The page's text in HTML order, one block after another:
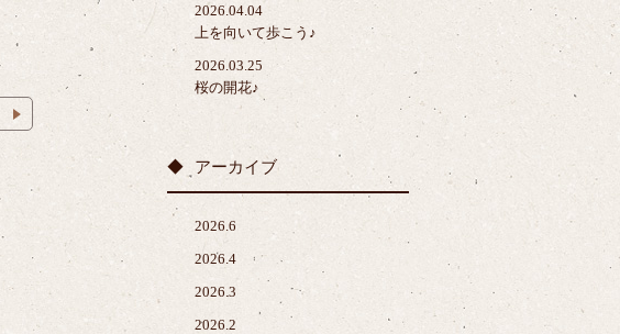
2026.04.04
上を向いて歩こう♪
2026.03.25
桜の開花♪
アーカイブ
2026.6
2026.4
2026.3
2026.2